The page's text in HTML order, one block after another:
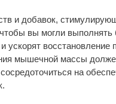
и добавок,
вы могли
ускорят
мышечной массы
на